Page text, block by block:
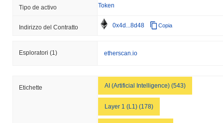
Tipo de activo Token
Indirizzo del Contratto 0x4d...8d48 Copia
Esploratori (1) etherscan.io
Etichette AI (Artificial Intelligence) (543)
Layer 1 (L1) (178)